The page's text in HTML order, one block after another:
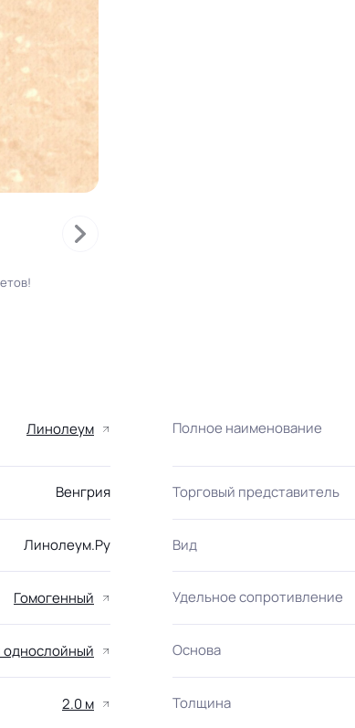
Линолеум Полное наименование
Венгрия Торговый представитель
Линолеум.Ру Вид
Гомогенный Удельное сопротивление
однослойный Основа
2.0 м Толщина